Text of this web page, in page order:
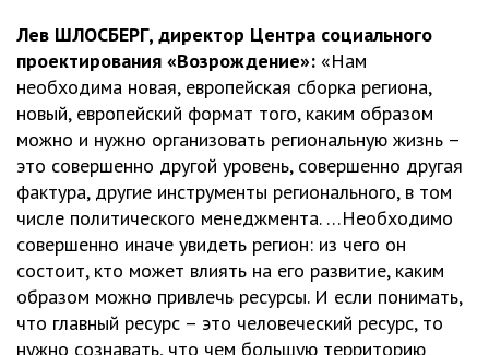
Лев ШЛОСБЕРГ, директор Центра социального
проектирования «Возрождение»: «Нам
необходима новая, европейская сборка региона,
новый, европейский формат того, каким образом
можно и нужно организовать региональную жизнь –
это совершенно другой уровень, совершенно другая
фактура, другие инструменты регионального, в том
числе политического менеджмента. …Необходимо
совершенно иначе увидеть регион: из чего он
состоит, кто может влиять на его развитие, каким
образом можно привлечь ресурсы. И если понимать,
что главный ресурс – это человеческий ресурс, то
нужно сознавать, что чем большую территорию